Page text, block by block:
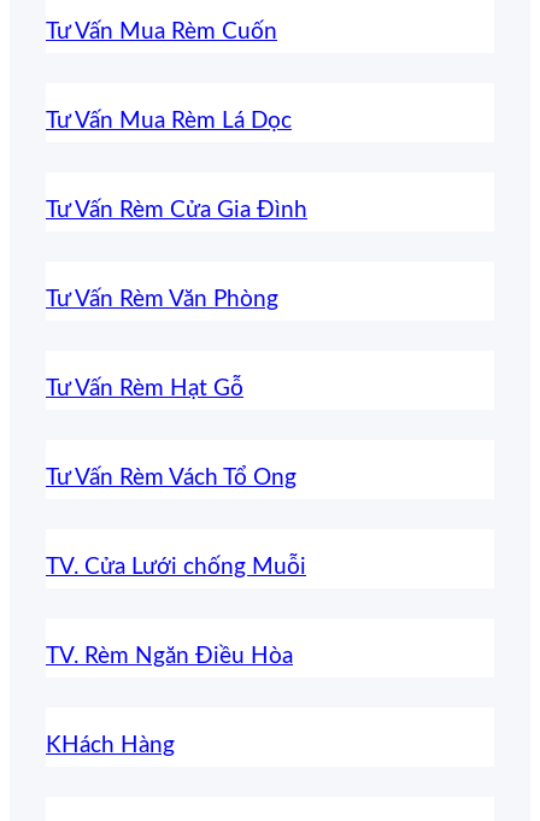
Tư Vấn Mua Rèm Cuốn
Tư Vấn Mua Rèm Lá Dọc
Tư Vấn Rèm Cửa Gia Đình
Tư Vấn Rèm Văn Phòng
Tư Vấn Rèm Hạt Gỗ
Tư Vấn Rèm Vách Tổ Ong
TV. Cửa Lưới chống Muỗi
TV. Rèm Ngăn Điều Hòa
KHách Hàng